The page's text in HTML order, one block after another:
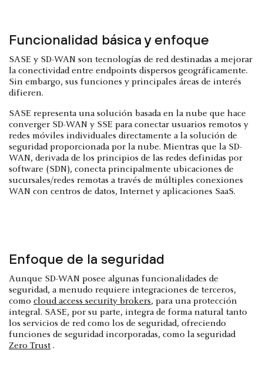
Funcionalidad básica y enfoque
SASE y SD-WAN son tecnologías de red destinadas a mejorar
la conectividad entre endpoints dispersos geográficamente.
Sin embargo, sus funciones y principales áreas de interés
difieren.
SASE representa una solución basada en la nube que hace
converger SD-WAN y SSE para conectar usuarios remotos y
redes móviles individuales directamente a la solución de
seguridad proporcionada por la nube. Mientras que la SD-
WAN, derivada de los principios de las redes definidas por
software (SDN), conecta principalmente ubicaciones de
sucursales/redes remotas a través de múltiples conexiones
WAN con centros de datos, Internet y aplicaciones SaaS.
Enfoque de la seguridad
Aunque SD-WAN posee algunas funcionalidades de
seguridad, a menudo requiere integraciones de terceros,
como cloud access security brokers, para una protección
integral. SASE, por su parte, integra de forma natural tanto
los servicios de red como los de seguridad, ofreciendo
funciones de seguridad incorporadas, como la seguridad
Zero Trust .